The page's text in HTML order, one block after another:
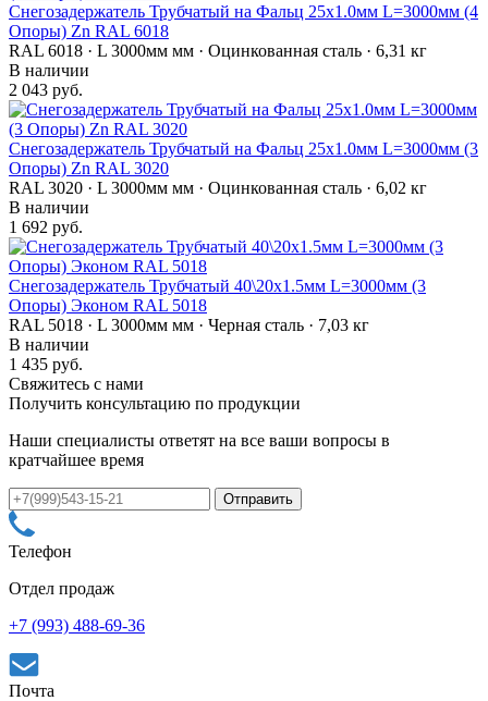
Снегозадержатель Трубчатый на Фальц 25х1.0мм L=3000мм (4
Опоры) Zn RAL 6018
RAL 6018 · L 3000мм мм · Оцинкованная сталь · 6,31 кг
В наличии
2 043 руб.
Снегозадержатель Трубчатый на Фальц 25х1.0мм L=3000мм (3
Опоры) Zn RAL 3020
RAL 3020 · L 3000мм мм · Оцинкованная сталь · 6,02 кг
В наличии
1 692 руб.
Снегозадержатель Трубчатый 40\20х1.5мм L=3000мм (3
Опоры) Эконом RAL 5018
RAL 5018 · L 3000мм мм · Черная сталь · 7,03 кг
В наличии
1 435 руб.
Свяжитесь с нами
Получить консультацию по продукции
Наши специалисты ответят на все ваши вопросы в
кратчайшее время
Телефон
Отдел продаж
+7 (993) 488-69-36
Почта